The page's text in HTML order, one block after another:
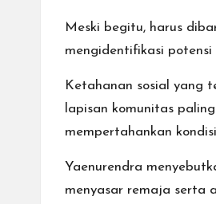
Meski begitu, harus
mengidentifikasi
Ketahanan sosial yang
lapisan komunitas
mempertahankan
Yaenurendra
menyasar remaja serta